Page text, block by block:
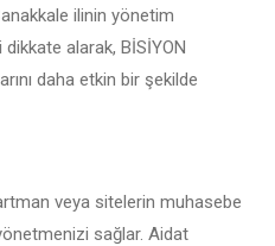
ilinin yönetim
alarak, BİSİYON
daha etkin bir şekilde
veya sitelerin muhasebe
sağlar. Aidat